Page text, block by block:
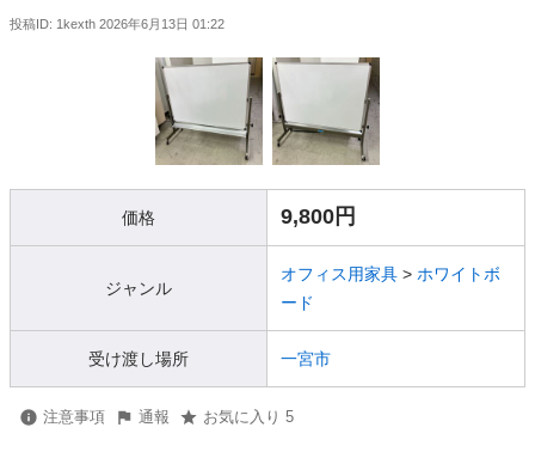
投稿ID: 1kexth 2026年6月13日 01:22
価格 9,800円
ジャンル
オフィス用家具 > ホワイトボ
ード
受け渡し場所 一宮市
注意事項 通報 お気に入り 5